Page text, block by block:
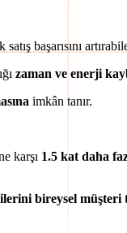
başarısını
zaman ve enerji
imkân tanır.
karşı 1.5 kat daha
bireysel müşteri